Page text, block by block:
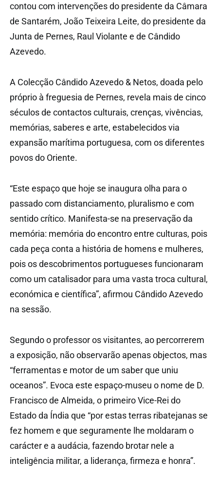
contou com intervenções do presidente da Câmara
de Santarém, João Teixeira Leite, do presidente da
Junta de Pernes, Raul Violante e de Cândido
Azevedo.
A Colecção Cândido Azevedo & Netos, doada pelo
próprio à freguesia de Pernes, revela mais de cinco
séculos de contactos culturais, crenças, vivências,
memórias, saberes e arte, estabelecidos via
expansão marítima portuguesa, com os diferentes
povos do Oriente.
“Este espaço que hoje se inaugura olha para o
passado com distanciamento, pluralismo e com
sentido crítico. Manifesta-se na preservação da
memória: memória do encontro entre culturas, pois
cada peça conta a história de homens e mulheres,
pois os descobrimentos portugueses funcionaram
como um catalisador para uma vasta troca cultural,
económica e científica”, afirmou Cândido Azevedo
na sessão.
Segundo o professor os visitantes, ao percorrerem
a exposição, não observarão apenas objectos, mas
“ferramentas e motor de um saber que uniu
oceanos”. Evoca este espaço-museu o nome de D.
Francisco de Almeida, o primeiro Vice-Rei do
Estado da Índia que “por estas terras ribatejanas se
fez homem e que seguramente lhe moldaram o
carácter e a audácia, fazendo brotar nele a
inteligência militar, a liderança, firmeza e honra”.